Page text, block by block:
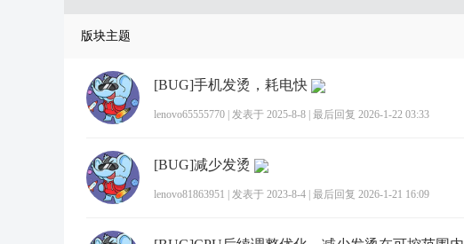
版块主题
[BUG]手机发烫，耗电快
lenovo65555770 发表于 2025-8-8 最后回复 2026-1-22 03:33
[BUG]减少发烫
lenovo81863951 发表于 2023-8-4 最后回复 2026-1-21 16:09